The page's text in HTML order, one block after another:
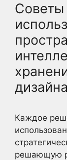
дизайна
Каждое
решающую